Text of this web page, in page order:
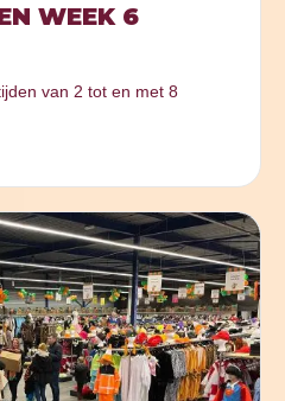
WEEK 6
van 2 tot en met 8